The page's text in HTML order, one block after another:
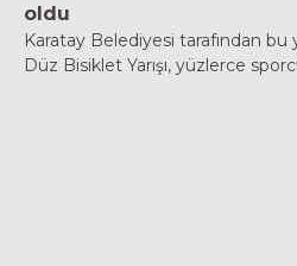
oldu
Karatay Belediyesi tarafından bu
Düz Bisiklet Yarışı, yüzlerce